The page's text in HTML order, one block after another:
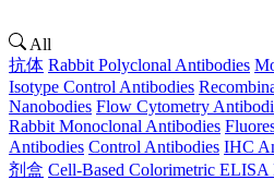
All
抗体 Rabbit Polyclonal Antibodies
Isotype Control Antibodies
Nanobodies Flow Cytometry
Rabbit Monoclonal Antibodies
Antibodies Control Antibodies IHC
剂盒 Cell-Based Colorimetric ELISA